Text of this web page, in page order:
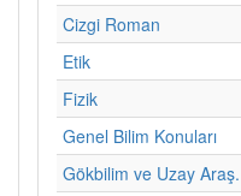
Cizgi Roman
Etik
Fizik
Genel Bilim Konuları
Gökbilim ve Uzay Araş.